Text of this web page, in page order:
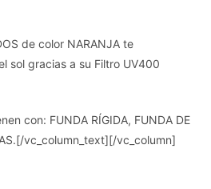
de color NARANJA te
sol gracias a su Filtro UV400
con: FUNDA RÍGIDA, FUNDA DE
vc_column_text][/vc_column]